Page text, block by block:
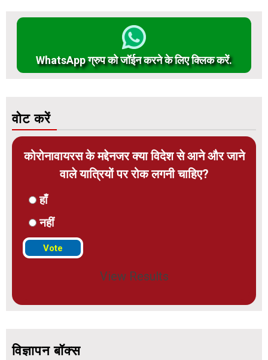
WhatsApp ग्रुप को जॉईन करने के लिए क्लिक करें.
वोट करें
कोरोनावायरस के मद्देनजर क्या विदेश से आने और जाने
वाले यात्रियों पर रोक लगनी चाहिए?
हाँ
नहीं
View Results
विज्ञापन बॉक्स